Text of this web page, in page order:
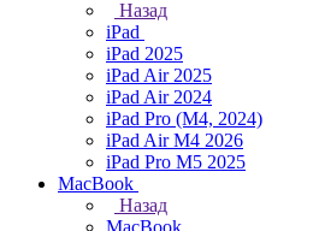
Назад
iPad
iPad 2025
iPad Air 2025
iPad Air 2024
iPad Pro (M4, 2024)
iPad Air M4 2026
iPad Pro M5 2025
MacBook
Назад
MacBook